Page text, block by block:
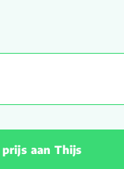
aan Thijs